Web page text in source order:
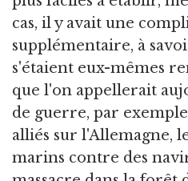
cas, il y avait une
supplémentaire, à
s'étaient eux-mêmes
que l'on appellerait
de guerre, par
alliés sur l'Allemagne,
marins contre des